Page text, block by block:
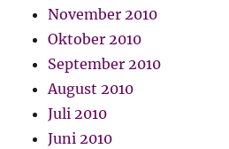
November 2010
Oktober 2010
September 2010
August 2010
Juli 2010
Juni 2010